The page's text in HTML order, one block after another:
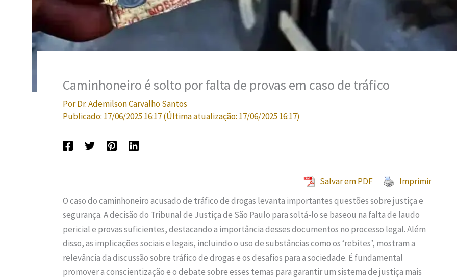
Caminhoneiro é solto por falta de provas em caso de tráfico
PorDr. Ademilson Carvalho Santos
Publicado: 17/06/2025 16:17(Última atualização: 17/06/2025 16:17)
Salvar em PDF
Imprimir
O caso do caminhoneiro acusado de tráfico de drogas levanta importantes questões sobre justiça e
segurança. A decisão do Tribunal de Justiça de São Paulo para soltá-lo se baseou na falta de laudo
pericial e provas suficientes, destacando a importância desses documentos no processo legal. Além
disso, as implicações sociais e legais, incluindo o uso de substâncias como os ‘rebites’, mostram a
relevância da discussão sobre tráfico de drogas e os desafios para a sociedade. É fundamental
promover a conscientização e o debate sobre esses temas para garantir um sistema de justiça mais